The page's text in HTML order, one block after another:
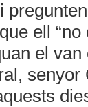
ell
el
senyor